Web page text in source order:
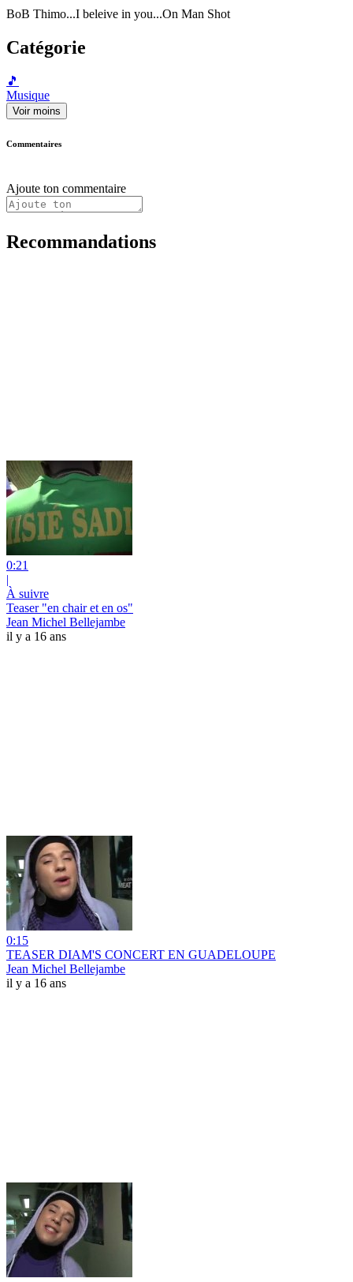
BoB Thimo...I beleive in you...On Man Shot
Catégorie
🎵
Musique
Voir moins
Commentaires
Ajoute ton commentaire
Recommandations
0:21
|
À suivre
Teaser "en chair et en os"
Jean Michel Bellejambe
il y a 16 ans
0:15
TEASER DIAM'S CONCERT EN GUADELOUPE
Jean Michel Bellejambe
il y a 16 ans